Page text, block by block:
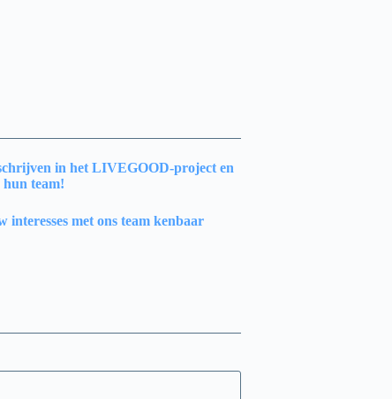
in het LIVEGOOD-project en
hun team!
met ons team kenbaar